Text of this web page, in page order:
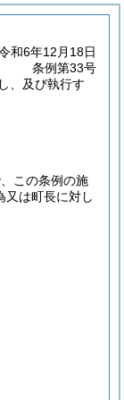
和6年12月18日
条例第33号
、及び執行す
この条例の施
又は町長に対し